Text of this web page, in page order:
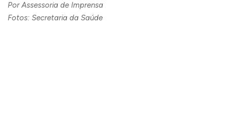
Por Assessoria de Imprensa
Fotos: Secretaria da Saúde